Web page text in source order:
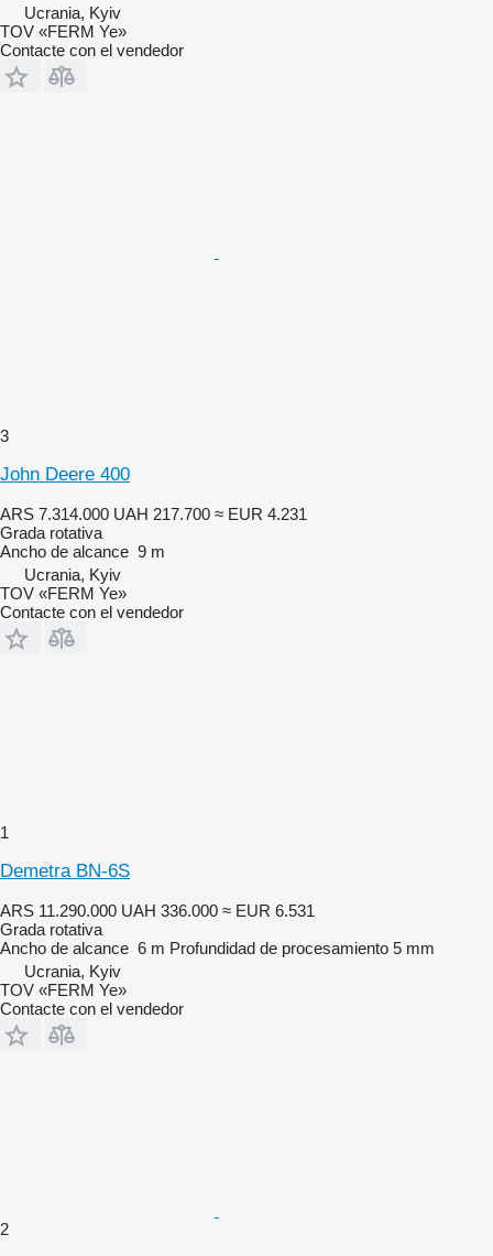
Ucrania, Kyiv
TOV «FERM Ye»
Contacte con el vendedor
3
John Deere 400
ARS 7.314.000 UAH 217.700 ≈ EUR 4.231
Grada rotativa
Ancho de alcance 9 m
Ucrania, Kyiv
TOV «FERM Ye»
Contacte con el vendedor
1
Demetra BN-6S
ARS 11.290.000 UAH 336.000 ≈ EUR 6.531
Grada rotativa
Ancho de alcance 6 m Profundidad de procesamiento 5 mm
Ucrania, Kyiv
TOV «FERM Ye»
Contacte con el vendedor
2